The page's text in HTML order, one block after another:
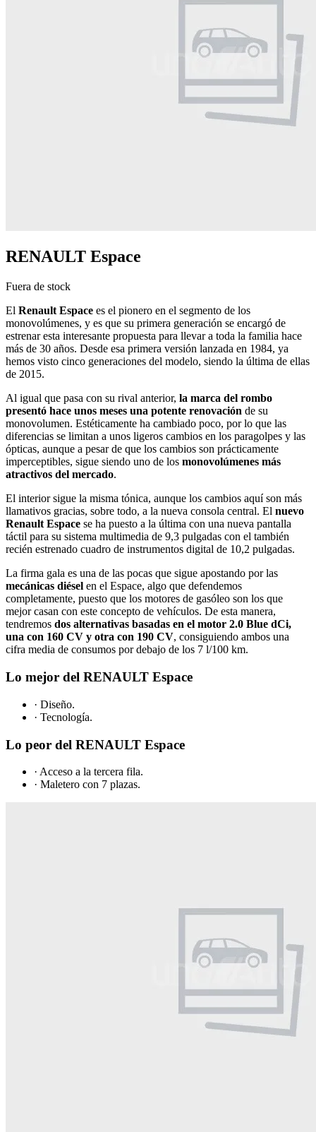
RENAULT Espace
Fuera de stock
El Renault Espace es el pionero en el segmento de los
monovolúmenes, y es que su primera generación se encargó de
estrenar esta interesante propuesta para llevar a toda la familia hace
más de 30 años. Desde esa primera versión lanzada en 1984, ya
hemos visto cinco generaciones del modelo, siendo la última de ellas
de 2015.
Al igual que pasa con su rival anterior, la marca del rombo
presentó hace unos meses una potente renovación de su
monovolumen. Estéticamente ha cambiado poco, por lo que las
diferencias se limitan a unos ligeros cambios en los paragolpes y las
ópticas, aunque a pesar de que los cambios son prácticamente
imperceptibles, sigue siendo uno de los monovolúmenes más
atractivos del mercado.
El interior sigue la misma tónica, aunque los cambios aquí son más
llamativos gracias, sobre todo, a la nueva consola central. El nuevo
Renault Espace se ha puesto a la última con una nueva pantalla
táctil para su sistema multimedia de 9,3 pulgadas con el también
recién estrenado cuadro de instrumentos digital de 10,2 pulgadas.
La firma gala es una de las pocas que sigue apostando por las
mecánicas diésel en el Espace, algo que defendemos
completamente, puesto que los motores de gasóleo son los que
mejor casan con este concepto de vehículos. De esta manera,
tendremos dos alternativas basadas en el motor 2.0 Blue dCi,
una con 160 CV y otra con 190 CV, consiguiendo ambos una
cifra media de consumos por debajo de los 7 l/100 km.
Lo mejor del RENAULT Espace
· Diseño.
· Tecnología.
Lo peor del RENAULT Espace
· Acceso a la tercera fila.
· Maletero con 7 plazas.